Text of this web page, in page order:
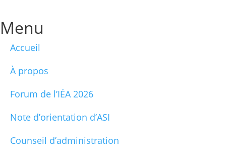
Menu
Accueil
À propos
Forum de l’IÉA 2026
Note d’orientation d’ASI
Counseil d’administration